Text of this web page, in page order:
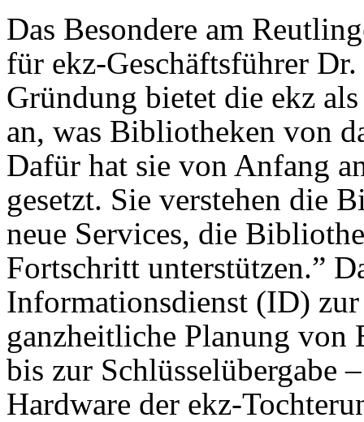
Das Besondere am
für ekz-Geschäftsführer
Gründung bietet die ekz
an, was Bibliotheken von
Dafür hat sie von Anfang
gesetzt. Sie verstehen die
neue Services, die
Fortschritt unterstützen.”
Informationsdienst (ID)
ganzheitliche Planung
bis zur Schlüsselübergabe
Hardware der ekz-